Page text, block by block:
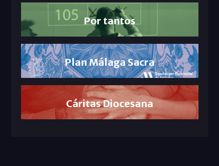
Por tantos
Plan Málaga Sacra
Cáritas Diocesana